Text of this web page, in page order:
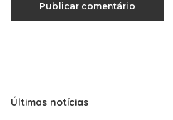
Últimas notícias